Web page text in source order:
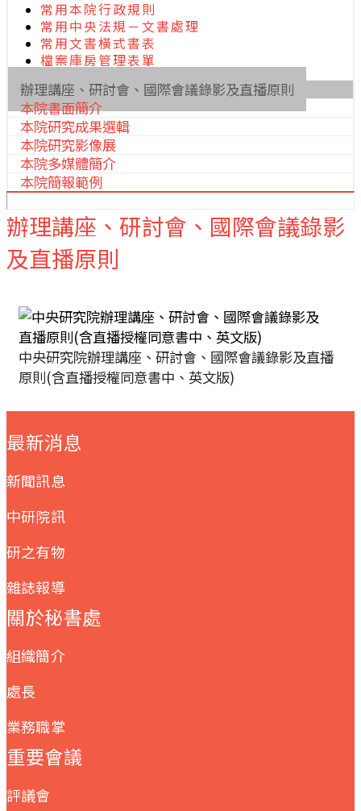
常用本院行政規則
常用中央法規－文書處理
常用文書橫式書表
檔案庫房管理表單
辦理講座、研討會、國際會議錄影及直播原則
本院書面簡介
本院研究成果選輯
本院研究影像展
本院多媒體簡介
本院簡報範例
辦理講座、研討會、國際會議錄影
及直播原則
中央研究院辦理講座、研討會、國際會議錄影及直播
原則(含直播授權同意書中、英文版)
最新消息
新聞訊息
中研院訊
研之有物
雜誌報導
關於秘書處
組織簡介
處長
業務職掌
重要會議
評議會